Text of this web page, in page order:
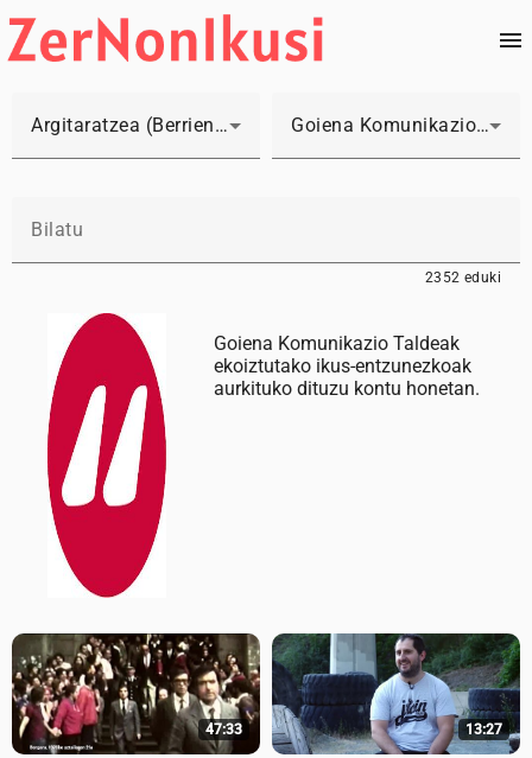
Argitaratzea (Berrienak lehenengo) Goiena Komunikazio Taldea
2352 eduki
Goiena Komunikazio Taldeak
ekoiztutako ikus-entzunezkoak
aurkituko dituzu kontu honetan.
47:33 13:27